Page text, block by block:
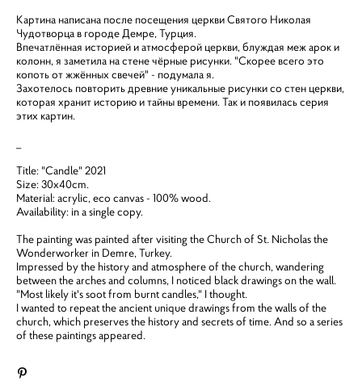
Картина написана после посещения церкви Святого Николая
Чудотворца в городе Демре, Турция.
Впечатлённая историей и атмосферой церкви, блуждая меж арок и
колонн, я заметила на стене чёрные рисунки. "Скорее всего это
копоть от жжённых свечей" - подумала я.
Захотелось повторить древние уникальные рисунки со стен церкви,
которая хранит историю и тайны времени. Так и появилась серия
этих картин.
Title: "Candle" 2021
Size: 30x40cm.
Material: acrylic, eco canvas - 100% wood.
Availability: in a single copy.
The painting was painted after visiting the Church of St. Nicholas the
Wonderworker in Demre, Turkey.
Impressed by the history and atmosphere of the church, wandering
between the arches and columns, I noticed black drawings on the wall.
"Most likely it's soot from burnt candles," I thought.
I wanted to repeat the ancient unique drawings from the walls of the
church, which preserves the history and secrets of time. And so a series
of these paintings appeared.